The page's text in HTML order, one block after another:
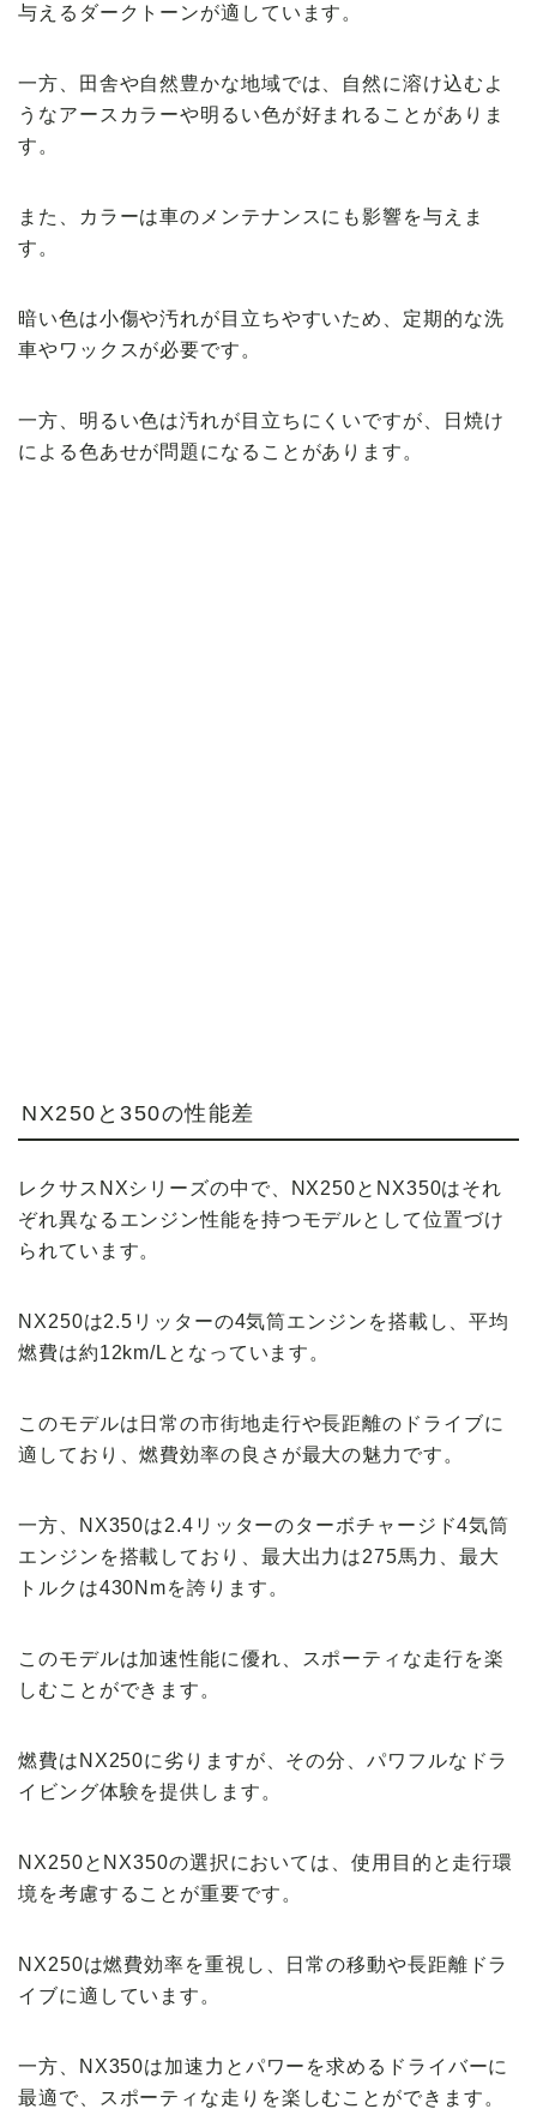
与えるダークトーンが適しています。
一方、田舎や自然豊かな地域では、自然に溶け込むよ
うなアースカラーや明るい色が好まれることがありま
す。
また、カラーは車のメンテナンスにも影響を与えま
す。
暗い色は小傷や汚れが目立ちやすいため、定期的な洗
車やワックスが必要です。
一方、明るい色は汚れが目立ちにくいですが、日焼け
による色あせが問題になることがあります。
NX250と350の性能差
レクサスNXシリーズの中で、NX250とNX350はそれ
ぞれ異なるエンジン性能を持つモデルとして位置づけ
られています。
NX250は2.5リッターの4気筒エンジンを搭載し、平均
燃費は約12km/Lとなっています。
このモデルは日常の市街地走行や長距離のドライブに
適しており、燃費効率の良さが最大の魅力です。
一方、NX350は2.4リッターのターボチャージド4気筒
エンジンを搭載しており、最大出力は275馬力、最大
トルクは430Nmを誇ります。
このモデルは加速性能に優れ、スポーティな走行を楽
しむことができます。
燃費はNX250に劣りますが、その分、パワフルなドラ
イビング体験を提供します。
NX250とNX350の選択においては、使用目的と走行環
境を考慮することが重要です。
NX250は燃費効率を重視し、日常の移動や長距離ドラ
イブに適しています。
一方、NX350は加速力とパワーを求めるドライバーに
最適で、スポーティな走りを楽しむことができます。